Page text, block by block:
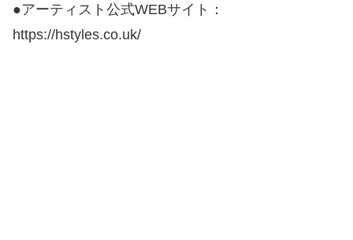
●アーティスト公式WEBサイト：
https://hstyles.co.uk/